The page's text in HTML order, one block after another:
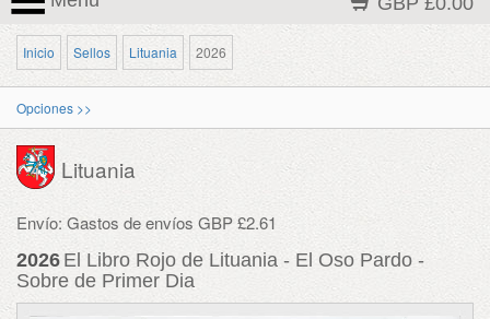
Inicio Sellos Lituania 2026
Opciones >>
Lituania
Envío: Gastos de envíos GBP £2.61
2026 El Libro Rojo de Lituania - El Oso Pardo -
Sobre de Primer Dia